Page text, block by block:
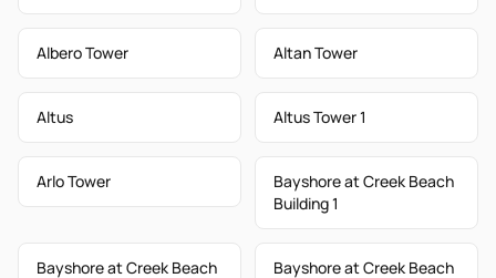
Albero Tower Altan Tower
Altus Altus Tower 1
Arlo Tower
Bayshore at Creek Beach
Building 1
Bayshore at Creek Beach
Bayshore at Creek Beach